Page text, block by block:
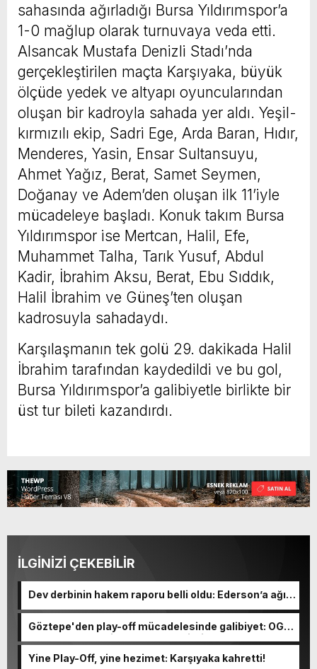
sahasında ağırladığı Bursa Yıldırımspor’a
1-0 mağlup olarak turnuvaya veda etti.
Alsancak Mustafa Denizli Stadı’nda
gerçekleştirilen maçta Karşıyaka, büyük
ölçüde yedek ve altyapı oyuncularından
oluşan bir kadroyla sahada yer aldı. Yeşil-
kırmızılı ekip, Sadri Ege, Arda Baran, Hıdır,
Menderes, Yasin, Ensar Sultansuyu,
Ahmet Yağız, Berat, Samet Seymen,
Doğanay ve Adem’den oluşan ilk 11’iyle
mücadeleye başladı. Konuk takım Bursa
Yıldırımspor ise Mertcan, Halil, Efe,
Muhammet Talha, Tarık Yusuf, Abdul
Kadir, İbrahim Aksu, Berat, Ebu Sıddık,
Halil İbrahim ve Güneş’ten oluşan
kadrosuyla sahadaydı.
Karşılaşmanın tek golü 29. dakikada Halil
İbrahim tarafından kaydedildi ve bu gol,
Bursa Yıldırımspor’a galibiyetle birlikte bir
üst tur bileti kazandırdı.
İLGİNİZİ ÇEKEBİLİR
Dev derbinin hakem raporu belli oldu: Ederson’a ağır
Göztepe'den play-off mücadelesinde galibiyet: OGM
Ormanspor'u evinde 90-92 devirdi
Yine Play-Off, yine hezimet: Karşıyaka kahretti!